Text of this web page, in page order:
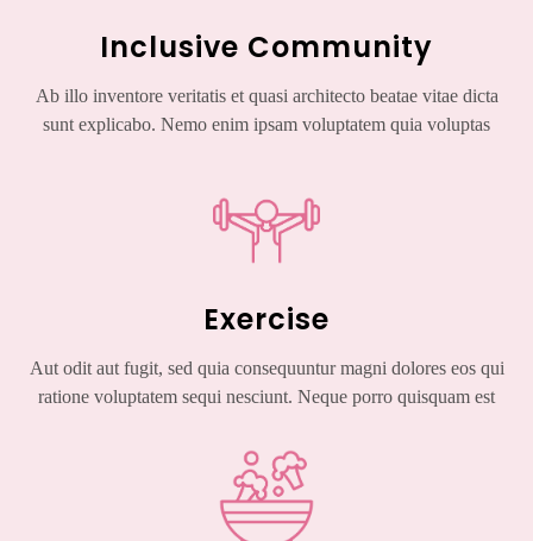
Inclusive Community
Ab illo inventore veritatis et quasi architecto beatae vitae dicta
sunt explicabo. Nemo enim ipsam voluptatem quia voluptas
Exercise
Aut odit aut fugit, sed quia consequuntur magni dolores eos qui
ratione voluptatem sequi nesciunt. Neque porro quisquam est